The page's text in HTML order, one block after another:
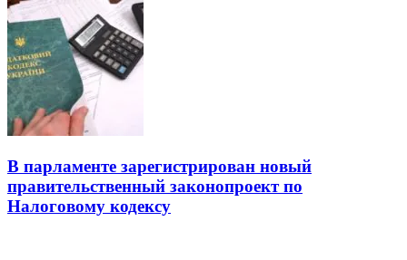
В парламенте зарегистрирован новый
правительственный законопроект по
Налоговому кодексу